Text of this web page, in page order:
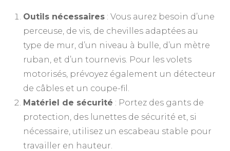
Outils nécessaires : Vous aurez besoin d’une
perceuse, de vis, de chevilles adaptées au
type de mur, d’un niveau à bulle, d’un mètre
ruban, et d’un tournevis. Pour les volets
motorisés, prévoyez également un détecteur
de câbles et un coupe-fil.
Matériel de sécurité : Portez des gants de
protection, des lunettes de sécurité et, si
nécessaire, utilisez un escabeau stable pour
travailler en hauteur.